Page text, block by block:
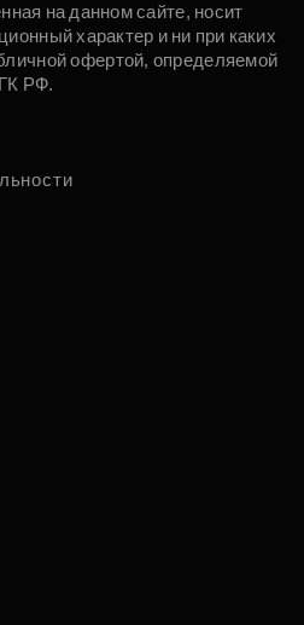
на данном сайте, носит
характер и ни при каких
офертой, определяемой
РФ.